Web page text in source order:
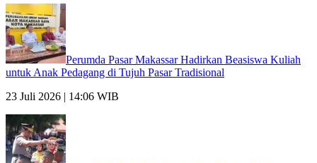
Perumda Pasar Makassar Hadirkan Beasiswa Kuliah
untuk Anak Pedagang di Tujuh Pasar Tradisional
23 Juli 2026 | 14:06 WIB